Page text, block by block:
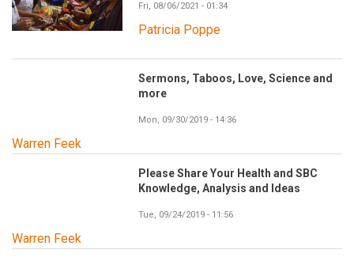
Fri, 08/06/2021 - 01:34
Patricia Poppe
Sermons, Taboos, Love, Science and
more
Mon, 09/30/2019 - 14:36
Warren Feek
Please Share Your Health and SBC
Knowledge, Analysis and Ideas
Tue, 09/24/2019 - 11:56
Warren Feek